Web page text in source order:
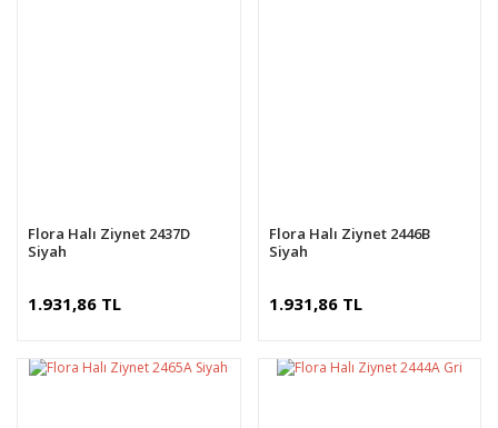
Flora Halı Ziynet 2437D
Siyah
1.931,86 TL
Flora Halı Ziynet 2446B
Siyah
1.931,86 TL